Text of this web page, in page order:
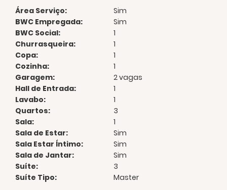
Área Serviço:
Sim
BWC Empregada:
Sim
BWC Social:
1
Churrasqueira:
1
Copa:
1
Cozinha:
1
Garagem:
2 vagas
Hall de Entrada:
1
Lavabo:
1
Quartos:
3
Sala:
1
Sala de Estar:
Sim
Sala Estar Íntimo:
Sim
Sala de Jantar:
Sim
Suíte:
3
Suíte Tipo:
Master